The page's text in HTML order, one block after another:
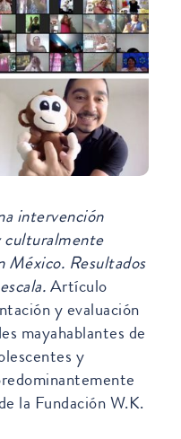
intervención
culturalmente
México. Resultados
Artículo
y evaluación
mayahablantes de
y
la Fundación W.K.